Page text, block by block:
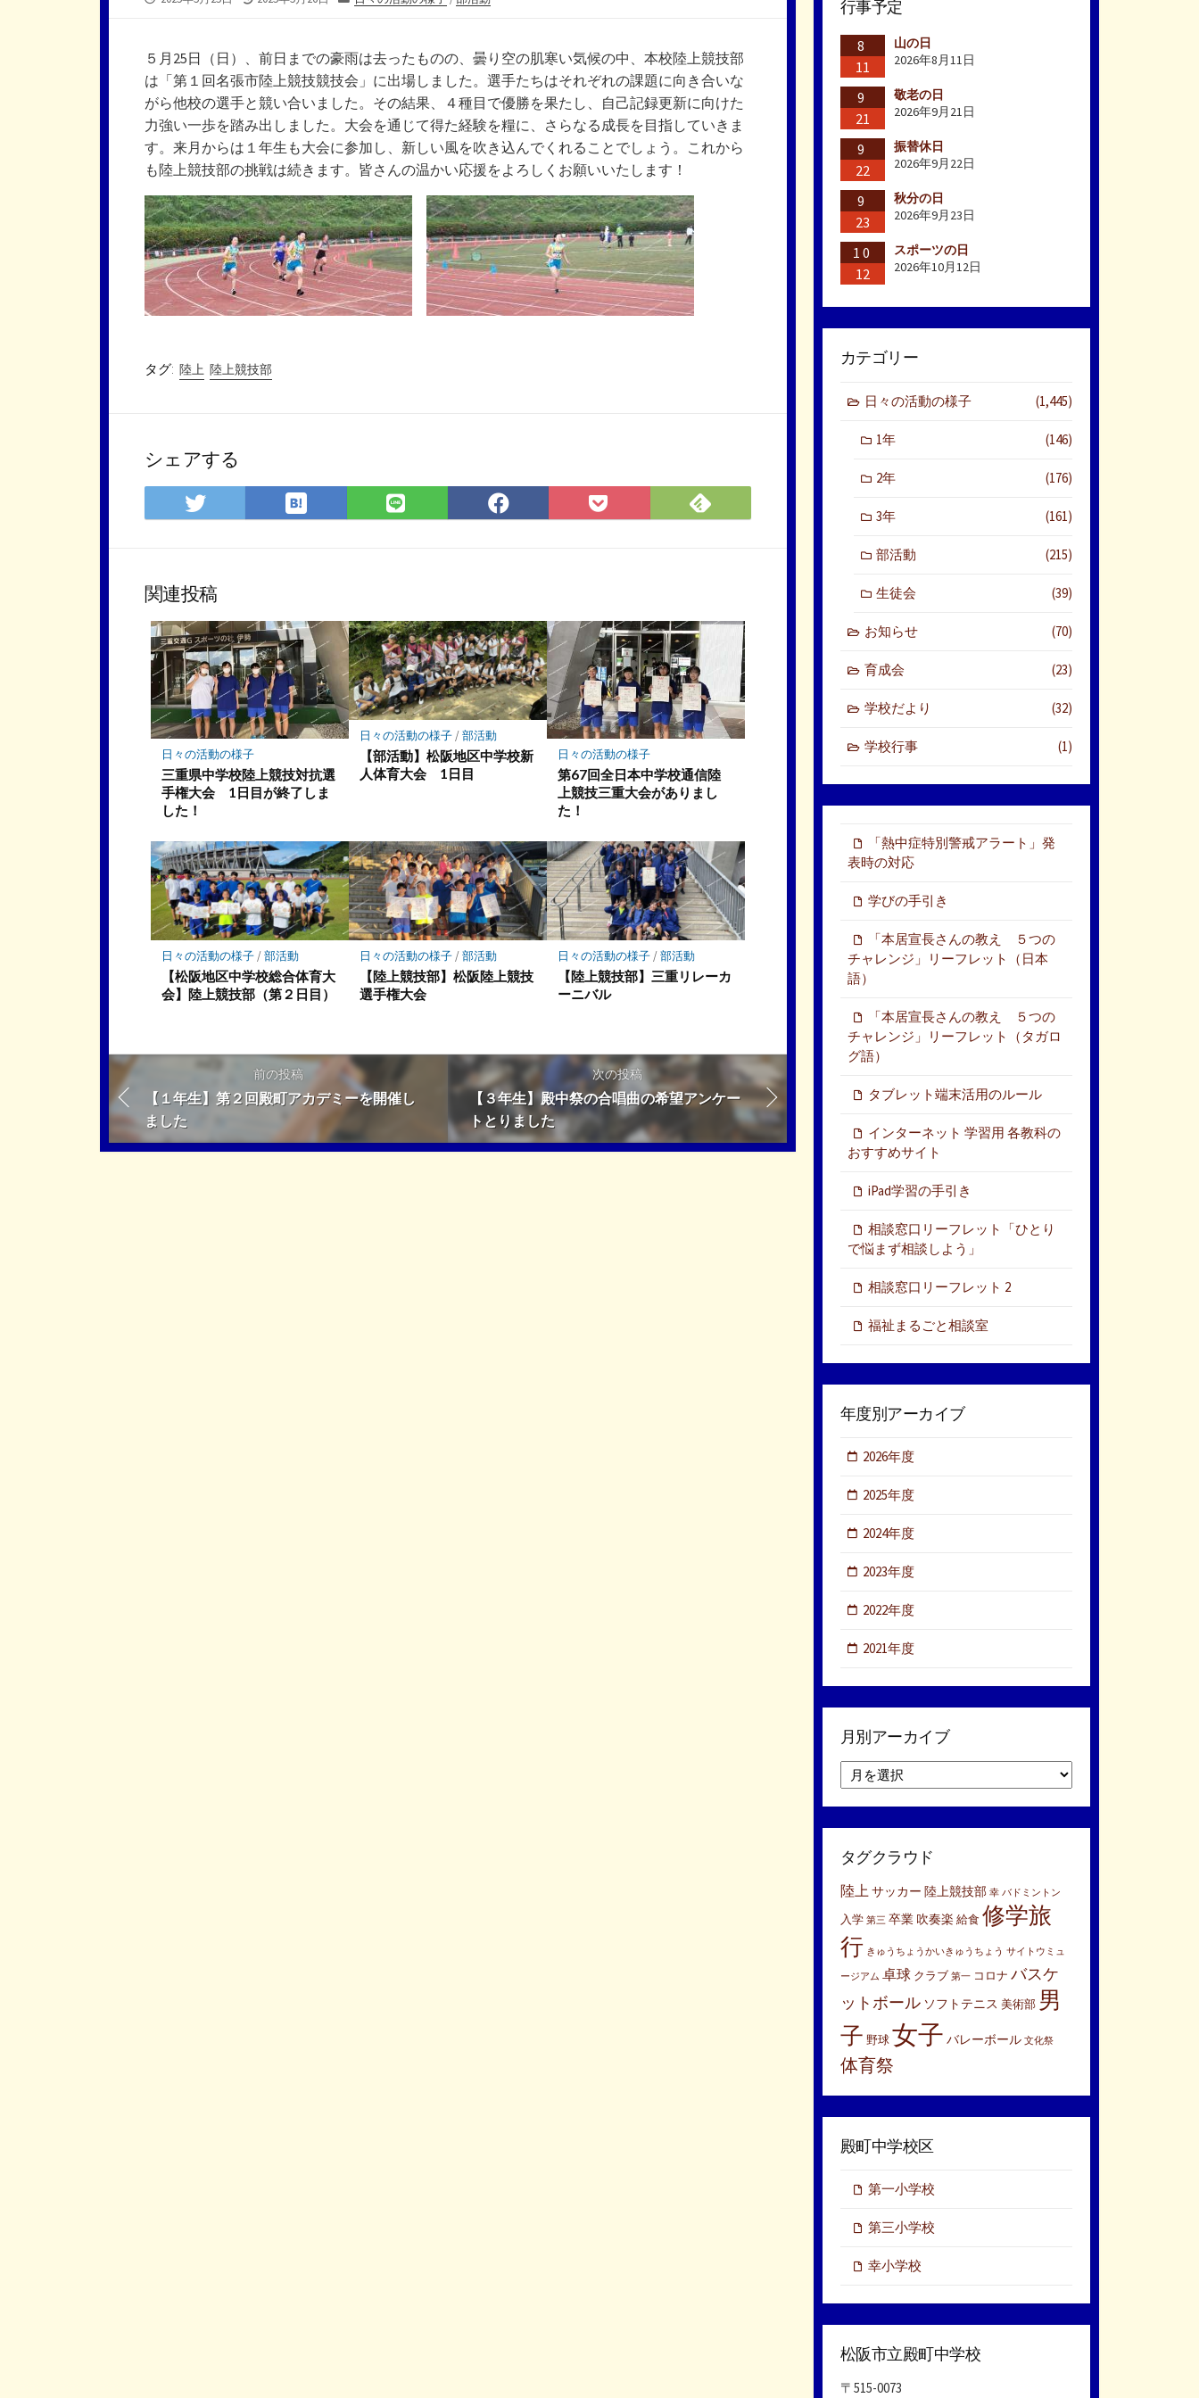
新
日
リ
ー
５月25日（日）、前日までの豪雨は去ったものの、曇り空の肌寒い気候の中、本校陸上競技部
は「第１回名張市陸上競技競技会」に出場しました。選手たちはそれぞれの課題に向き合いな
がら他校の選手と競い合いました。その結果、４種目で優勝を果たし、自己記録更新に向けた
力強い一歩を踏み出しました。大会を通じて得た経験を糧に、さらなる成長を目指していきま
す。来月からは１年生も大会に参加し、新しい風を吹き込んでくれることでしょう。これから
も陸上競技部の挑戦は続きます。皆さんの温かい応援をよろしくお願いいたします！
タグ: 陸上 陸上競技部
シェアする
Twitter
で
ア
は
て
マ
ー
ク
に
保
存
LINE
で
Facebook
で
Pocket
に
Feedly
で
関連投稿
日々の活動の様子
三重県中学校陸上競技対抗選
手権大会 1日目が終了しま
した！
日々の活動の様子/部活動
【部活動】松阪地区中学校新
人体育大会 1日目
日々の活動の様子
第67回全日本中学校通信陸
上競技三重大会がありまし
た！
日々の活動の様子/部活動
【松阪地区中学校総合体育大
会】陸上競技部（第２日目）
日々の活動の様子/部活動
【陸上競技部】松阪陸上競技
選手権大会
日々の活動の様子/部活動
【陸上競技部】三重リレーカ
ーニバル
前の投稿
【１年生】第２回殿町アカデミーを開催し
ました
次の投稿
【３年生】殿中祭の合唱曲の希望アンケー
トとりました
行事予定
8
11
山の日
2026年8月11日
9
21
敬老の日
2026年9月21日
9
22
振替休日
2026年9月22日
9
23
秋分の日
2026年9月23日
10
12
スポーツの日
2026年10月12日
カテゴリー
日々の活動の様子 (1,445)
1年 (146)
2年 (176)
3年 (161)
部活動 (215)
生徒会 (39)
お知らせ (70)
育成会 (23)
学校だより (32)
学校行事 (1)
「熱中症特別警戒アラート」発
表時の対応
学びの手引き
「本居宣長さんの教え ５つの
チャレンジ」リーフレット（日本
語）
「本居宣長さんの教え ５つの
チャレンジ」リーフレット（タガロ
グ語）
タブレット端末活用のルール
インターネット 学習用 各教科の
おすすめサイト
iPad学習の手引き
相談窓口リーフレット「ひとり
で悩まず相談しよう」
相談窓口リーフレット 2
福祉まるごと相談室
年度別アーカイブ
2026年度
2025年度
2024年度
2023年度
2022年度
2021年度
月別アーカイブ
別
ア
ー
イ
ブ
タグクラウド
陸上 サッカー 陸上競技部 幸 バドミントン
入学 第三 卒業 吹奏楽 給食 修学旅
行 きゅうちょうかいきゅうちょう サイトウミュ
ージアム 卓球 クラブ 第一 コロナ バスケ
ットボール ソフトテニス 美術部 男
子 野球 女子 バレーボール 文化祭
体育祭
殿町中学校区
第一小学校
第三小学校
幸小学校
松阪市立殿町中学校
〒515-0073